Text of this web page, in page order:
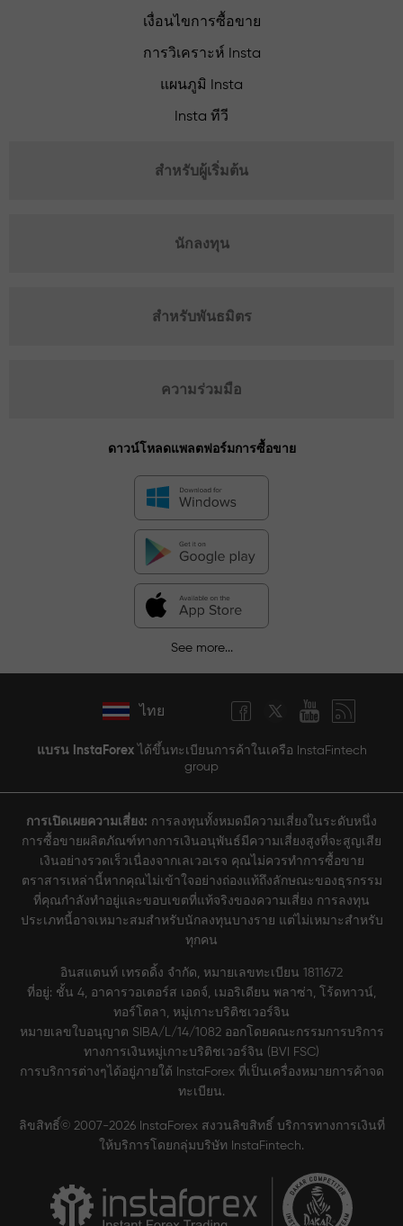
เงื่อนไขการซื้อขาย
การวิเคราะห์ Insta
แผนภูมิ Insta
Insta ทีวี
สำหรับผู้เริ่มต้น
นักลงทุน
สำหรับพันธมิตร
ความร่วมมือ
ดาวน์โหลดแพลตฟอร์มการซื้อขาย
See more...
ไทย
แบรน InstaForexได้ขึ้นทะเบียนการค้าในเครือ InstaFintech
group
การเปิดเผยความเสี่ยง: การลงทุนทั้งหมดมีความเสี่ยงในระดับหนึ่ง
การซื้อขายผลิตภัณฑ์ทางการเงินอนุพันธ์มีความเสี่ยงสูงที่จะสูญเสีย
เงินอย่างรวดเร็วเนื่องจากเลเวอเรจ คุณไม่ควรทำการซื้อขาย
ตราสารเหล่านี้หากคุณไม่เข้าใจอย่างถ่องแท้ถึงลักษณะของธุรกรรม
ที่คุณกำลังทำอยู่และขอบเขตที่แท้จริงของความเสี่ยง การลงทุน
ประเภทนี้อาจเหมาะสมสำหรับนักลงทุนบางราย แต่ไม่เหมาะสำหรับ
ทุกคน
อินสแตนท์ เทรดดิ้ง จำกัด, หมายเลขทะเบียน 1811672
ที่อยู่: ชั้น 4, อาคารวอเตอร์ส เอดจ์, เมอริเดียน พลาซ่า, โร้ดทาวน์,
ทอร์โตลา, หมู่เกาะบริติชเวอร์จิน
หมายเลขใบอนุญาต SIBA/L/14/1082 ออกโดยคณะกรรมการบริการ
ทางการเงินหมู่เกาะบริติชเวอร์จิน (BVI FSC)
การบริการต่างๆได้อยู่ภายใต้ InstaForex ที่เป็นเครื่องหมายการค้าจด
ทะเบียน.
ลิขสิทธิ์© 2007-2026 InstaForex สงวนลิขสิทธิ์ บริการทางการเงินที่
ให้บริการโดยกลุ่มบริษัท InstaFintech.